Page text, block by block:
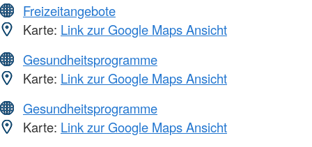
Freizeitangebote
Karte: Link zur Google Maps Ansicht
Gesundheitsprogramme
Karte: Link zur Google Maps Ansicht
Gesundheitsprogramme
Karte: Link zur Google Maps Ansicht